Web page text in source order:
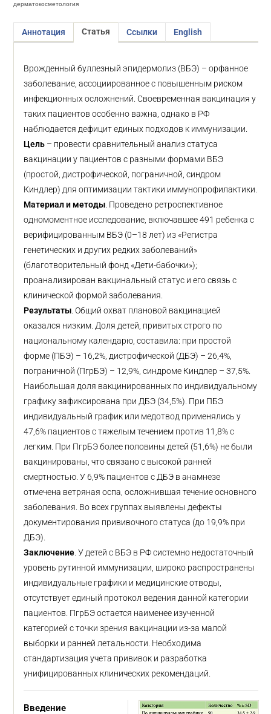
дерматокосметология
Аннотация Статья Ссылки English
Врожденный буллезный эпидермолиз (ВБЭ) – орфанное
заболевание, ассоциированное с повышенным риском
инфекционных осложнений. Своевременная вакцинация у
таких пациентов особенно важна, однако в РФ
наблюдается дефицит единых подходов к иммунизации.
Цель – провести сравнительный анализ статуса
вакцинации у пациентов с разными формами ВБЭ
(простой, дистрофической, пограничной, синдром
Киндлер) для оптимизации тактики иммунопрофилактики.
Материал и методы . Проведено ретроспективное
одномоментное исследование, включавшее 491 ребенка с
верифицированным ВБЭ (0–18 лет) из «Регистра
генетических и других редких заболеваний»
(благотворительный фонд «Дети-бабочки»);
проанализирован вакцинальный статус и его связь с
клинической формой заболевания.
Результаты . Общий охват плановой вакцинацией
оказался низким. Доля детей, привитых строго по
национальному календарю, составила: при простой
форме (ПБЭ) – 16,2%, дистрофической (ДБЭ) – 26,4%,
пограничной (ПгрБЭ) – 12,9%, синдроме Киндлер – 37,5%.
Наибольшая доля вакцинированных по индивидуальному
графику зафиксирована при ДБЭ (34,5%). При ПБЭ
индивидуальный график или медотвод применялись у
47,6% пациентов с тяжелым течением против 11,8% с
легким. При ПгрБЭ более половины детей (51,6%) не были
вакцинированы, что связано с высокой ранней
смертностью. У 6,9% пациентов с ДБЭ в анамнезе
отмечена ветряная оспа, осложнившая течение основного
заболевания. Во всех группах выявлены дефекты
документирования прививочного статуса (до 19,9% при
ДБЭ).
Заключение . У детей с ВБЭ в РФ системно недостаточный
уровень рутинной иммунизации, широко распространены
индивидуальные графики и медицинские отводы,
отсутствует единый протокол ведения данной категории
пациентов. ПгрБЭ остается наименее изученной
категорией с точки зрения вакцинации из-за малой
выборки и ранней летальности. Необходима
стандартизация учета прививок и разработка
унифицированных клинических рекомендаций.
Введение